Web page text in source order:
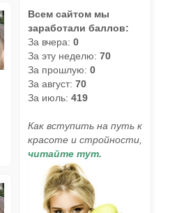
Всем сайтом мы
заработали баллов:
За вчера: 0
За эту неделю: 70
За прошлую: 0
За август: 70
За июль: 419
Как вступить на путь к
красоте и стройности,
читайте тут.